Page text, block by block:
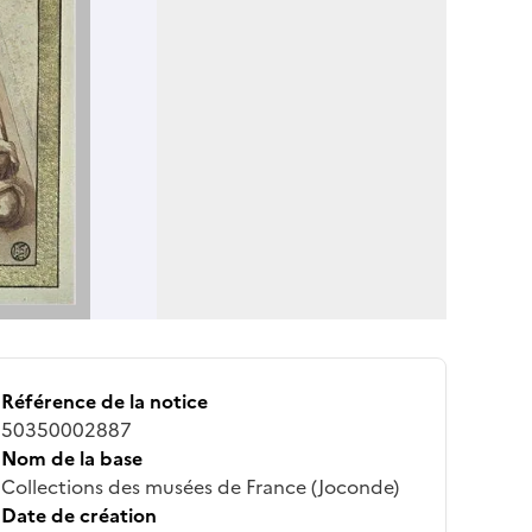
Référence de la notice
50350002887
Nom de la base
Collections des musées de France (Joconde)
Date de création